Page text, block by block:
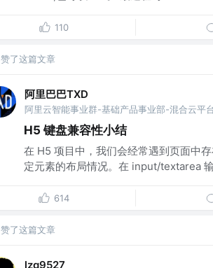
110
赞了这篇文章
阿里巴巴TXD
H5 键盘兼容性小结
在 H5 项目中，我们会经常遇到页面中
定元素的布局情况。在 input/textarea
614
赞了这篇文章
lzg9527